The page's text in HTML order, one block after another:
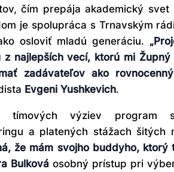
čím prepája akademický
je spolupráca s Trnavským
osloviť mladú generáciu.
z najlepších vecí, ktorú mi
zadávateľov ako
Evgeni Yushkevich.
tímových výziev program
a platených stážach šitých
že mám svojho buddyho, ktorý
Bulková osobný prístup pri